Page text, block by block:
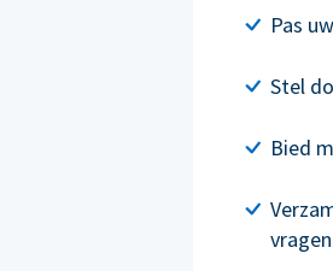
Pas
Stel
Bied